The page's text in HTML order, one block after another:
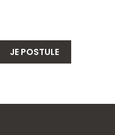
JE POSTULE